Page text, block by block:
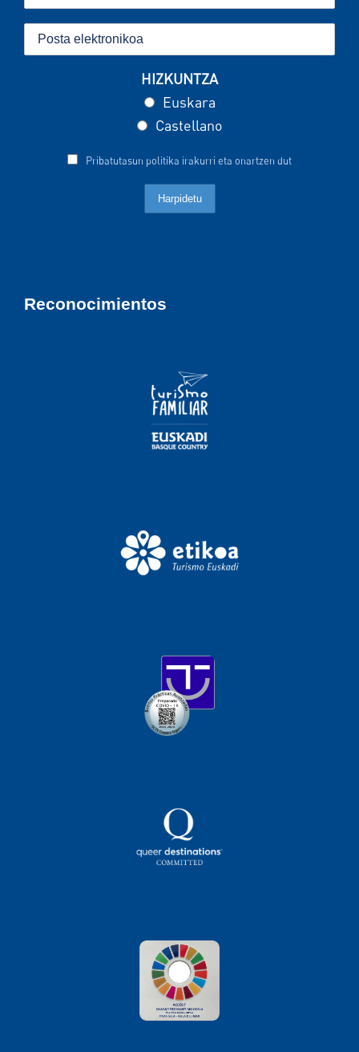
HIZKUNTZA
Euskara
Castellano
Pribatutasun politika irakurri eta onartzen dut
Reconocimientos